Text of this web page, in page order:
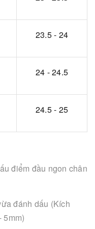
23.5 - 24
24 - 24.5
24.5 - 25
điểm đầu ngon chân
đánh dấu (Kích
5mm)